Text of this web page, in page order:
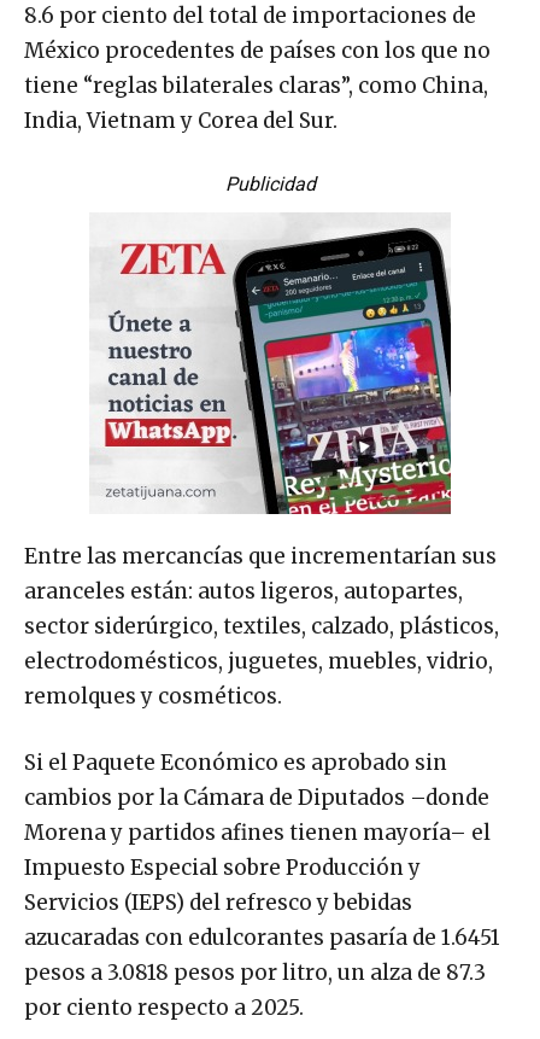
8.6 por ciento del total de importaciones de
México procedentes de países con los que no
tiene “reglas bilaterales claras”, como China,
India, Vietnam y Corea del Sur.
Publicidad
Entre las mercancías que incrementarían sus
aranceles están: autos ligeros, autopartes,
sector siderúrgico, textiles, calzado, plásticos,
electrodomésticos, juguetes, muebles, vidrio,
remolques y cosméticos.
Si el Paquete Económico es aprobado sin
cambios por la Cámara de Diputados –donde
Morena y partidos afines tienen mayoría– el
Impuesto Especial sobre Producción y
Servicios (IEPS) del refresco y bebidas
azucaradas con edulcorantes pasaría de 1.6451
pesos a 3.0818 pesos por litro, un alza de 87.3
por ciento respecto a 2025.